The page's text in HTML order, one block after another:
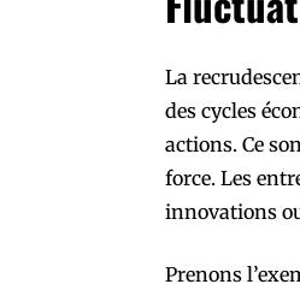
La
des cycles
actions. Ce
force. Les
innovations
Prenons